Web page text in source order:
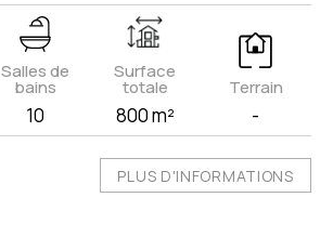
Salles de
bains
10
Surface
totale
800 m²
Terrain
-
PLUS D'INFORMATIONS